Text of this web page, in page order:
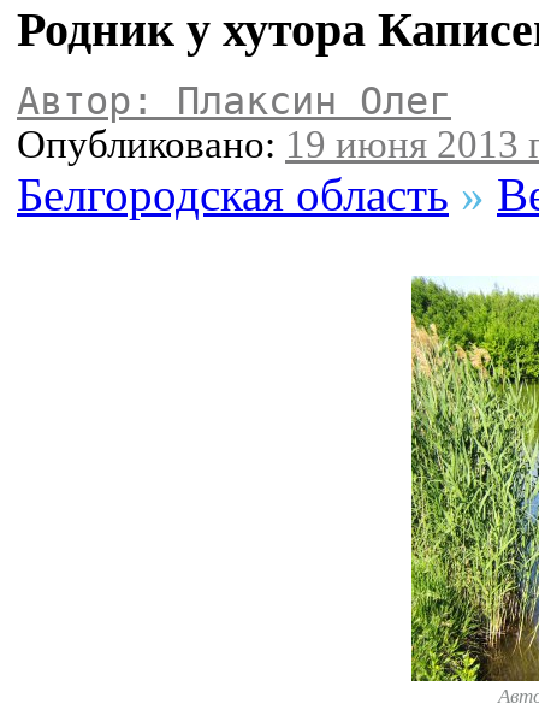
Родник у хутора
Автор: Плаксин Олег
Опубликовано: 19 июня 2013
Белгородская область »